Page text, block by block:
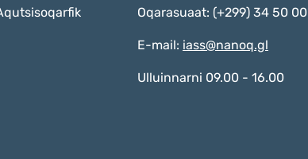
Oqarasuaat: (+299) 34 50 00
E-mail: iass@nanoq.gl
Ulluinnarni 09.00 - 16.00